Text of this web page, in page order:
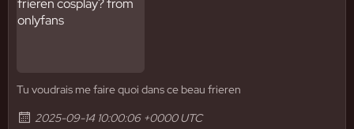
Tu voudrais me faire quoi dans ce beau frieren
2025-09-14 10:00:06 +0000 UTC